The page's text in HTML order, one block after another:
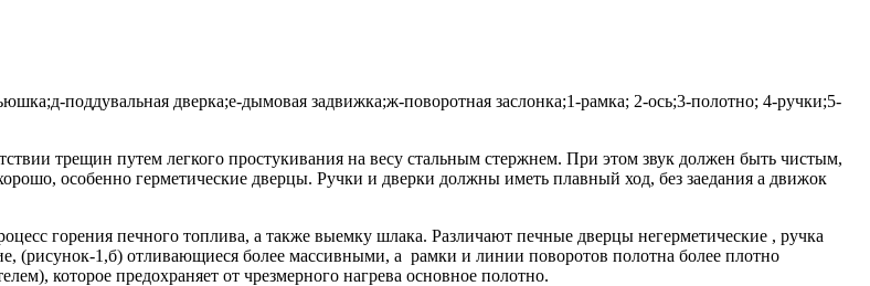
поддувальная дверка;е-дымовая задвижка;ж-поворотная заслонка;1-рамка; 2-ось;3-полотно; 4-ручки;5-
трещин путем легкого простукивания на весу стальным стержнем. При этом звук должен быть чистым,
особенно герметические дверцы. Ручки и дверки должны иметь плавный ход, без заедания а движок
горения печного топлива, а также выемку шлака. Различают печные дверцы негерметические , ручка
(рисунок-1,б) отливающиеся более массивными, а рамки и линии поворотов полотна более плотно
которое предохраняет от чрезмерного нагрева основное полотно.